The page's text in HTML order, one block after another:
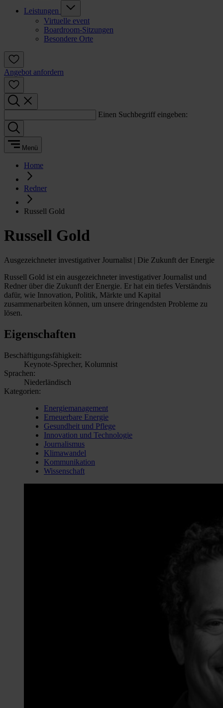
Leistungen
Virtuelle event
Boardroom-Sitzungen
Besondere Orte
Angebot anfordern
Einen Suchbegriff eingeben:
Menü
Home
Redner
Russell Gold
Russell Gold
Ausgezeichneter investigativer Journalist | Die Zukunft der Energie
Russell Gold ist ein ausgezeichneter investigativer Journalist und
Redner über die Zukunft der Energie. Er hat ein tiefes Verständnis
dafür, wie Innovation, Politik, Märkte und Kapital
zusammenarbeiten können, um unsere dringendsten Probleme zu
lösen.
Eigenschaften
Beschäftigungsfähigkeit:
Keynote-Sprecher, Kolumnist
Sprachen:
Niederländisch
Kategorien:
Energiemanagement
Erneuerbare Energie
Gesundheit und Pflege
Innovation und Technologie
Journalismus
Klimawandel
Kommunikation
Wissenschaft